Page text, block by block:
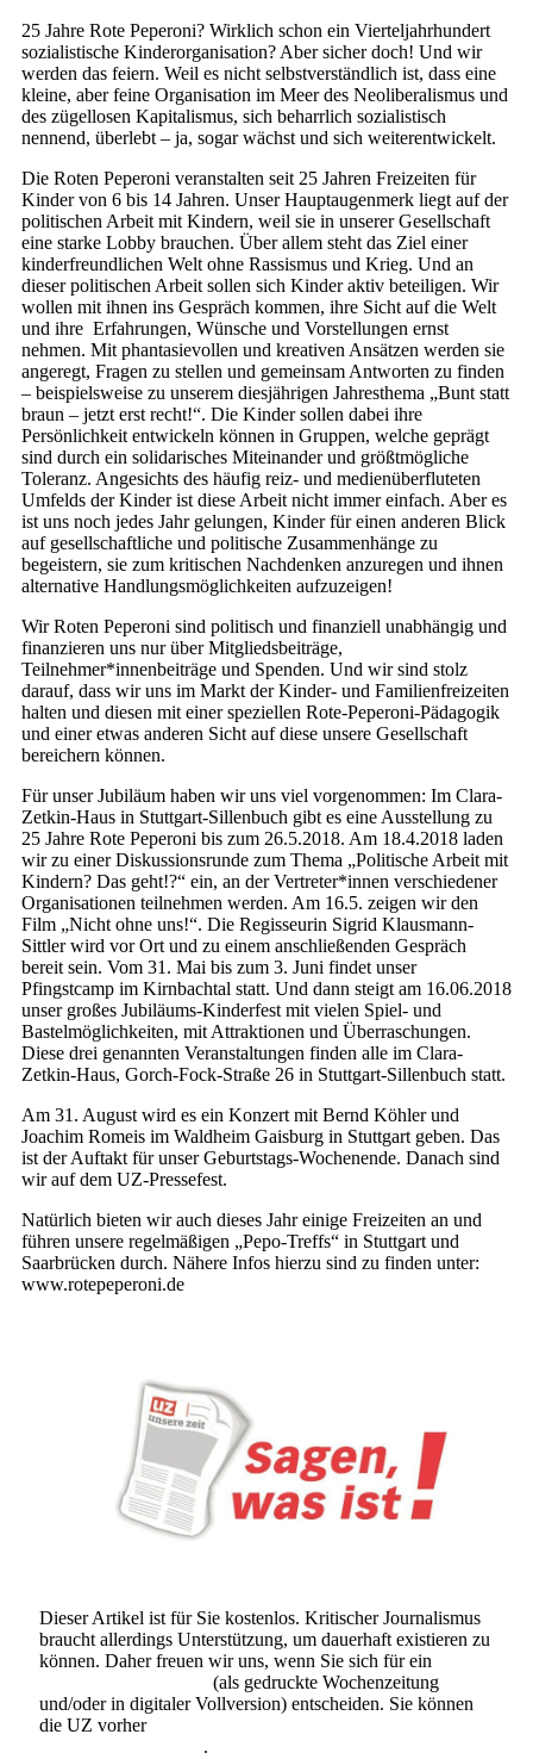
25 Jahre Rote Peperoni? Wirklich schon ein Vierteljahrhundert
sozialistische Kinderorganisation? Aber sicher doch! Und wir
werden das feiern. Weil es nicht selbstverständlich ist, dass eine
kleine, aber feine Organisation im Meer des Neoliberalismus und
des zügellosen Kapitalismus, sich beharrlich sozialistisch
nennend, überlebt – ja, sogar wächst und sich weiterentwickelt.
Die Roten Peperoni veranstalten seit 25 Jahren Freizeiten für
Kinder von 6 bis 14 Jahren. Unser Hauptaugenmerk liegt auf der
politischen Arbeit mit Kindern, weil sie in unserer Gesellschaft
eine starke Lobby brauchen. Über allem steht das Ziel einer
kinderfreundlichen Welt ohne Rassismus und Krieg. Und an
dieser politischen Arbeit sollen sich Kinder aktiv beteiligen. Wir
wollen mit ihnen ins Gespräch kommen, ihre Sicht auf die Welt
und ihre Erfahrungen, Wünsche und Vorstellungen ernst
nehmen. Mit phantasievollen und kreativen Ansätzen werden sie
angeregt, Fragen zu stellen und gemeinsam Antworten zu finden
– beispielsweise zu unserem diesjährigen Jahresthema „Bunt statt
braun – jetzt erst recht!“. Die Kinder sollen dabei ihre
Persönlichkeit entwickeln können in Gruppen, welche geprägt
sind durch ein solidarisches Miteinander und größtmögliche
Toleranz. Angesichts des häufig reiz- und medienüberfluteten
Umfelds der Kinder ist diese Arbeit nicht immer einfach. Aber es
ist uns noch jedes Jahr gelungen, Kinder für einen anderen Blick
auf gesellschaftliche und politische Zusammenhänge zu
begeistern, sie zum kritischen Nachdenken anzuregen und ihnen
alternative Handlungsmöglichkeiten aufzuzeigen!
Wir Roten Peperoni sind politisch und finanziell unabhängig und
finanzieren uns nur über Mitgliedsbeiträge,
Teilnehmer*innenbeiträge und Spenden. Und wir sind stolz
darauf, dass wir uns im Markt der Kinder- und Familienfreizeiten
halten und diesen mit einer speziellen Rote-Peperoni-Pädagogik
und einer etwas anderen Sicht auf diese unsere Gesellschaft
bereichern können.
Für unser Jubiläum haben wir uns viel vorgenommen: Im Clara-
Zetkin-Haus in Stuttgart-Sillenbuch gibt es eine Ausstellung zu
25 Jahre Rote Peperoni bis zum 26.5.2018. Am 18.4.2018 laden
wir zu einer Diskussionsrunde zum Thema „Politische Arbeit mit
Kindern? Das geht!?“ ein, an der Vertreter*innen verschiedener
Organisationen teilnehmen werden. Am 16.5. zeigen wir den
Film „Nicht ohne uns!“. Die Regisseurin Sigrid Klausmann-
Sittler wird vor Ort und zu einem anschließenden Gespräch
bereit sein. Vom 31. Mai bis zum 3. Juni findet unser
Pfingstcamp im Kirnbachtal statt. Und dann steigt am 16.06.2018
unser großes Jubiläums-Kinderfest mit vielen Spiel- und
Bastelmöglichkeiten, mit Attraktionen und Überraschungen.
Diese drei genannten Veranstaltungen finden alle im Clara-
Zetkin-Haus, Gorch-Fock-Straße 26 in Stuttgart-Sillenbuch statt.
Am 31. August wird es ein Konzert mit Bernd Köhler und
Joachim Romeis im Waldheim Gaisburg in Stuttgart geben. Das
ist der Auftakt für unser Geburtstags-Wochenende. Danach sind
wir auf dem UZ-Pressefest.
Natürlich bieten wir auch dieses Jahr einige Freizeiten an und
führen unsere regelmäßigen „Pepo-Treffs“ in Stuttgart und
Saarbrücken durch. Nähere Infos hierzu sind zu finden unter:
www.rotepeperoni.de
Dieser Artikel ist für Sie kostenlos. Kritischer Journalismus
braucht allerdings Unterstützung, um dauerhaft existieren zu
können. Daher freuen wir uns, wenn Sie sich für ein
(als gedruckte Wochenzeitung
und/oder in digitaler Vollversion) entscheiden. Sie können
die UZ vorher
.